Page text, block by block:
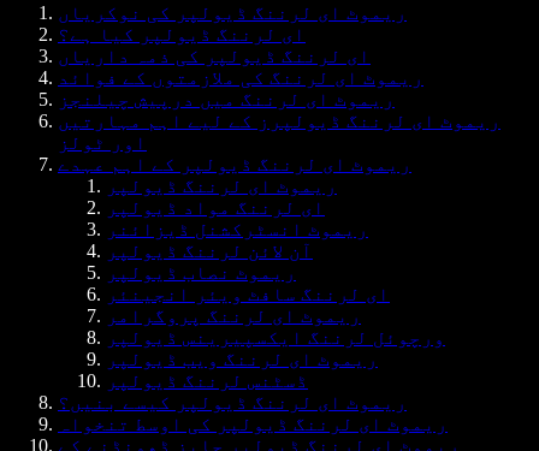
ریموٹ ای لرننگ ڈیولپر کی نوکریاں
ای لرننگ ڈیولپر کیا ہے؟
ای لرننگ ڈیولپر کی ذمہ داریاں
ریموٹ ای لرننگ کی ملازمتوں کے فوائد
ریموٹ ای لرننگ میں درپیش چیلنجز
ریموٹ ای لرننگ ڈیولپرز کے لیے اہم مہارتیں
اور ٹولز
ریموٹ ای لرننگ ڈیولپر کے اہم عہدے
ریموٹ ای لرننگ ڈیولپر
ای لرننگ مواد ڈیولپر
ریموٹ انسٹرکشنل ڈیزائنر
آن لائن لرننگ ڈیولپر
ریموٹ نصاب ڈیولپر
ای لرننگ سافٹ ویئر انجینئر
ریموٹ ای لرننگ پروگرامر
ورچوئل لرننگ ایکسپیرینس ڈیولپر
ریموٹ ای لرننگ ویب ڈیولپر
ڈسٹنس لرننگ ڈیولپر
ریموٹ ای لرننگ ڈیولپر کیسے بنیں؟
ریموٹ ای لرننگ ڈیولپر کی اوسط تنخواہ
ریموٹ ای لرننگ ڈیولپر جابز ڈھونڈنے کے